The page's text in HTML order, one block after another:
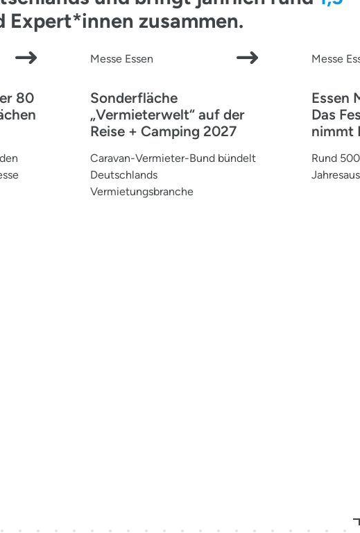
Expert*innen zusammen.
80
Messe Essen
Sonderfläche
„Vermieterwelt“ auf der
Reise + Camping 2027
Caravan-Vermieter-Bund bündelt
Deutschlands
Vermietungsbranche
Messe
Essen
Das
nimmt
Rund